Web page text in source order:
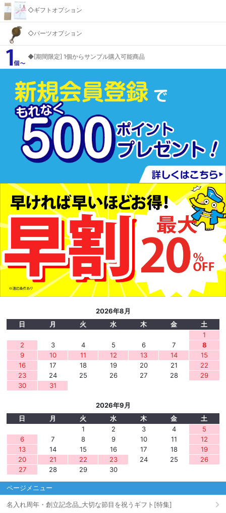
◇ギフトオプション
◇パーツオプション
◆[期間限定] 1個からサンプル購入可能商品
2026年8月
日
月 火 水 木 金
土
1
2
3 4 5 6 7
8
9
10 11 12 13 14
15
16
17 18 19 20 21
22
23
24 25 26 27 28
29
30
31
2026年9月
日
月 火 水 木 金
土
1
2 3 4
5
6
7 8 9 10 11
12
13
14 15 16 17 18
19
20
21 22 23 24 25
26
27
28 29 30
ページメニュー
名入れ周年・創立記念品_大切な節目を祝うギフト[特集]